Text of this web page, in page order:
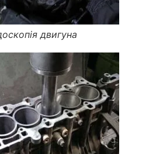
двигуна